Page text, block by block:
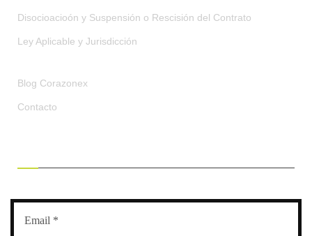
Disocioacioón y Suspensión o Rescisión del Contrato
Ley Aplicable y Jurisdicción
Blog Corazonex
Contacto